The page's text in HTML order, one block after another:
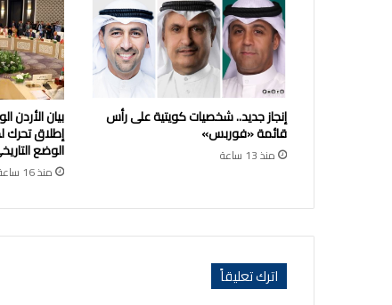
إنجاز جديد.. شخصيات كويتية على رأس
قائمة «فوربس»
منذ 13 ساعة
بيان الأردن
إطلاق
الوضع
منذ 16 ساعة
اترك تعليقاً